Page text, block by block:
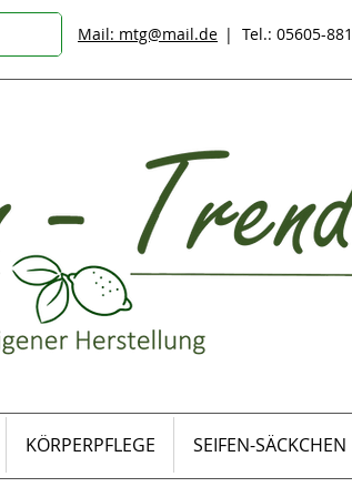
Mail: mtg@mail.de | Tel.: 05605-
KÖRPERPFLEGE SEIFEN-SÄCKCHEN